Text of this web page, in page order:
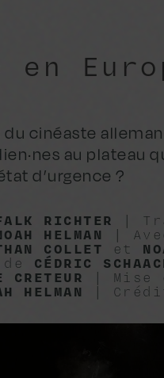
en
cinéaste
au plateau
d’urgence ?
RICHTER |
HELMAN |
COLLET et
CÉDRIC
CRETEUR | Mise
HELMAN |